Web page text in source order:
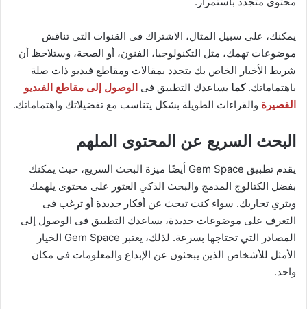
يمكنك، على سبيل المثال، الاشتراك فى القنوات التي تناقش
موضوعات تهمك، مثل التكنولوجيا، الفنون، أو الصحة، وستلاحظ أن
شريط الأخبار الخاص بك يتجدد بمقالات ومقاطع فىديو ذات صلة
باهتماماتك.كما يساعدك التطبيق فى الوصول إلى مقاطع الفىديو
القصيرة والقراءات الطويلة بشكل يتناسب مع تفضيلاتك واهتماماتك.
البحث السريع عن المحتوى الملهم
يقدم تطبيق Gem Space أيضًا ميزة البحث السريع، حيث يمكنك
بفضل الكتالوج المدمج والبحث الذكي العثور على محتوى يلهمك
ويثري تجاربك. سواء كنت تبحث عن أفكار جديدة أو ترغب فى
التعرف على موضوعات جديدة، يساعدك التطبيق فى الوصول إلى
المصادر التي تحتاجها بسرعة. لذلك، يعتبر Gem Space الخيار
الأمثل للأشخاص الذين يبحثون عن الإبداع والمعلومات فى مكان
واحد.